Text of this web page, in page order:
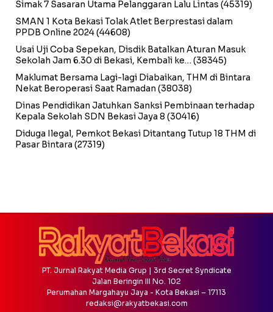
Simak 7 Sasaran Utama Pelanggaran Lalu Lintas (45319)
SMAN 1 Kota Bekasi Tolak Atlet Berprestasi dalam
PPDB Online 2024(44608)
Usai Uji Coba Sepekan, Disdik Batalkan Aturan Masuk
Sekolah Jam 6.30 di Bekasi, Kembali ke… (38345)
Maklumat Bersama Lagi-lagi Diabaikan, THM di Bintara
Nekat Beroperasi Saat Ramadan (38038)
Dinas Pendidikan Jatuhkan Sanksi Pembinaan terhadap
Kepala Sekolah SDN Bekasi Jaya 8 (30416)
Diduga Ilegal, Pemkot Bekasi Ditantang Tutup 18 THM di
Pasar Bintara (27319)
PT. Jurnal Rakyat Media Grup | 3rd Secret Syndicate
Jalan Beringin III No. 102
Perumahan Margahayu Jaya - Kota Bekasi – 17113
redaksi@rakyatbekasi.com